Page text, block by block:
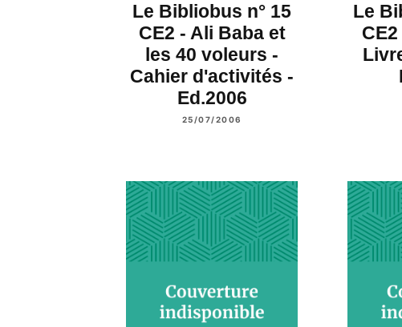
Le Bibliobus n° 15
CE2 - Ali Baba et
les 40 voleurs -
Cahier d'activités -
Ed.2006
25/07/2006
Le